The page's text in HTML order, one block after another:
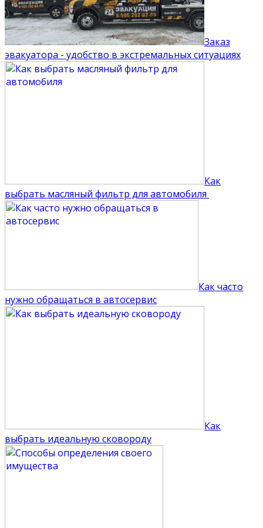
Заказ
эвакуатора - удобство в экстремальных ситуациях
Как
выбрать масляный фильтр для автомобиля
Как часто
нужно обращаться в автосервис
Как
выбрать идеальную сковороду